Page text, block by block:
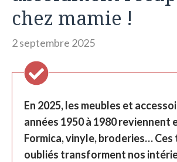
chez mamie !
2 septembre 2025
En 2025, les meubles et
années 1950 à 1980 reviennent
Formica, vinyle, broderies…
oubliés transforment nos